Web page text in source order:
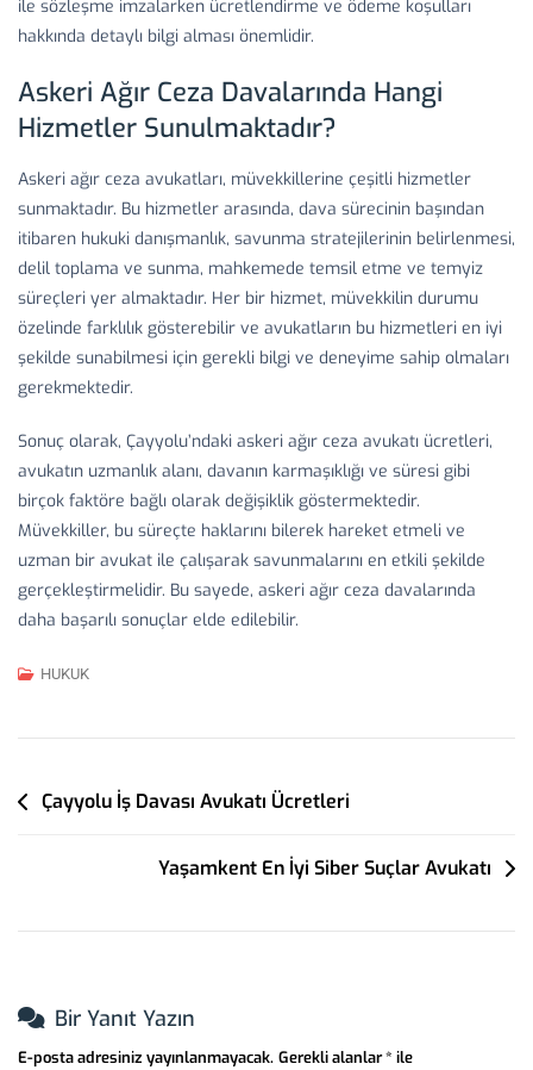
ile sözleşme imzalarken ücretlendirme ve ödeme koşulları
hakkında detaylı bilgi alması önemlidir.
Askeri Ağır Ceza Davalarında Hangi
Hizmetler Sunulmaktadır?
Askeri ağır ceza avukatları, müvekkillerine çeşitli hizmetler
sunmaktadır. Bu hizmetler arasında, dava sürecinin başından
itibaren hukuki danışmanlık, savunma stratejilerinin belirlenmesi,
delil toplama ve sunma, mahkemede temsil etme ve temyiz
süreçleri yer almaktadır. Her bir hizmet, müvekkilin durumu
özelinde farklılık gösterebilir ve avukatların bu hizmetleri en iyi
şekilde sunabilmesi için gerekli bilgi ve deneyime sahip olmaları
gerekmektedir.
Sonuç olarak, Çayyolu’ndaki askeri ağır ceza avukatı ücretleri,
avukatın uzmanlık alanı, davanın karmaşıklığı ve süresi gibi
birçok faktöre bağlı olarak değişiklik göstermektedir.
Müvekkiller, bu süreçte haklarını bilerek hareket etmeli ve
uzman bir avukat ile çalışarak savunmalarını en etkili şekilde
gerçekleştirmelidir. Bu sayede, askeri ağır ceza davalarında
daha başarılı sonuçlar elde edilebilir.
HUKUK
YazıÇayyolu İş Davası Avukatı Ücretleri
Yaşamkent En İyi Siber Suçlar Avukatı
Bir Yanıt Yazın
E-posta adresiniz yayınlanmayacak. Gerekli alanlar* ile